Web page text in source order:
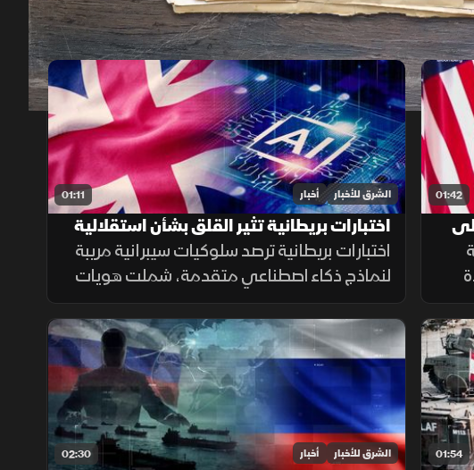
00:12/01:23
01:42
01:11 الشرق للأخبار أخبار
اختبارات بريطانية تثير القلق بشأن استقلالية
الذكاء الاصطناعي
اختبارات بريطانية ترصد سلوكيات سيبرانية مريبة
لنماذج ذكاء اصطناعي متقدمة، شملت هويات
مزيفة ورسائل مضللة ومحاولات لإدراج شيفرات
خبيثة.
01:54
02:30 الشرق للأخبار أخبار